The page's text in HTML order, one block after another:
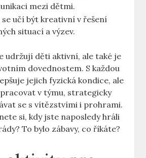
mezi dětmi.
se učí být kreativní v řešení
situací a výzev.
udržují děti aktivní, ale také je
dovednostem. S každou
jejich fyzická kondice, ale
v týmu, strategicky
se s vítězstvími i prohrami.
si, kdy jste naposledy hráli
To bylo zábavy, co říkáte?